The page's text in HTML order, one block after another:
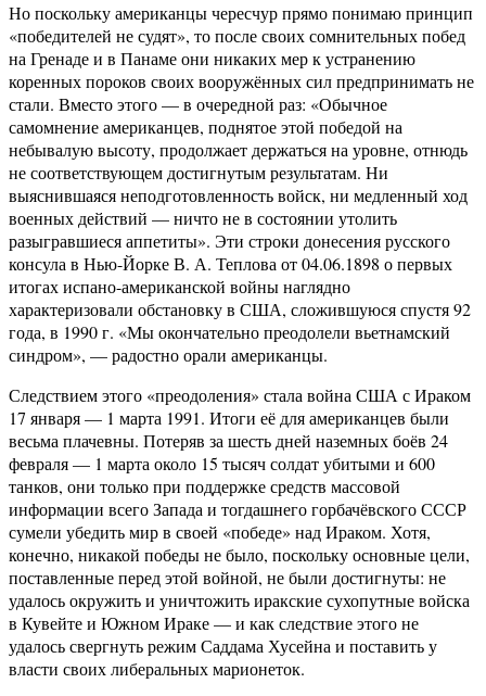
Но поскольку американцы чересчур прямо понимаю принцип
«победителей не судят», то после своих сомнительных побед
на Гренаде и в Панаме они никаких мер к устранению
коренных пороков своих вооружённых сил предпринимать не
стали. Вместо этого — в очередной раз: «Обычное
самомнение американцев, поднятое этой победой на
небывалую высоту, продолжает держаться на уровне, отнюдь
не соответствующем достигнутым результатам. Ни
выяснившаяся неподготовленность войск, ни медленный ход
военных действий — ничто не в состоянии утолить
разыгравшиеся аппетиты». Эти строки донесения русского
консула в Нью-Йорке В. А. Теплова от 04.06.1898 о первых
итогах испано-американской войны наглядно
характеризовали обстановку в США, сложившуюся спустя 92
года, в 1990 г. «Мы окончательно преодолели вьетнамский
синдром», — радостно орали американцы.
Следствием этого «преодоления» стала война США с Ираком
17 января — 1 марта 1991. Итоги её для американцев были
весьма плачевны. Потеряв за шесть дней наземных боёв 24
февраля — 1 марта около 15 тысяч солдат убитыми и 600
танков, они только при поддержке средств массовой
информации всего Запада и тогдашнего горбачёвского СССР
сумели убедить мир в своей «победе» над Ираком. Хотя,
конечно, никакой победы не было, поскольку основные цели,
поставленные перед этой войной, не были достигнуты: не
удалось окружить и уничтожить иракские сухопутные войска
в Кувейте и Южном Ираке — и как следствие этого не
удалось свергнуть режим Саддама Хусейна и поставить у
власти своих либеральных марионеток.